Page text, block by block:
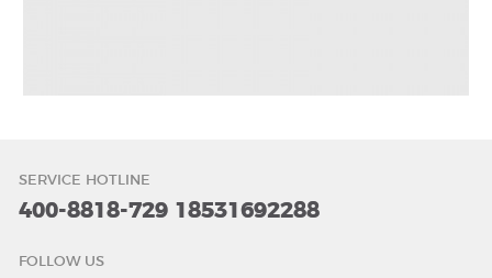
SERVICE HOTLINE
400-8818-729 18531692288
FOLLOW US